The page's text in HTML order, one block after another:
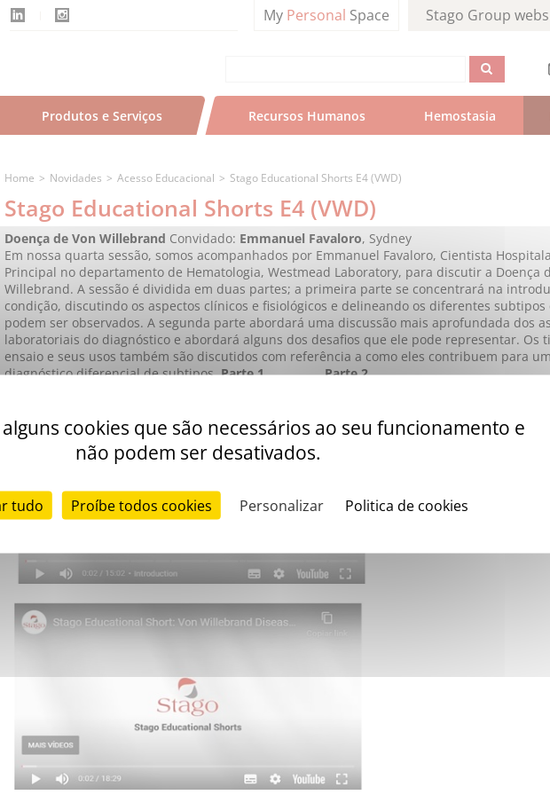
My Personal Space Stago Group
Produtos e Serviços Recursos Humanos Hemostasia
Home Novidades Acesso Educacional Stago Educational Shorts E4 (VWD)
Stago Educational Shorts E4 (VWD)
Doença de Von Willebrand Convidado: Emmanuel Favaloro, Sydney
Em nossa quarta sessão, somos acompanhados por Emmanuel Favaloro, Cientista
Principal no departamento de Hematologia, Westmead Laboratory, para discutir a Doença
Willebrand. A sessão é dividida em duas partes; a primeira parte se concentrará na
condição, discutindo os aspectos clínicos e fisiológicos e delineando os diferentes subtipos
podem ser observados. A segunda parte abordará uma discussão mais aprofundada dos
laboratoriais do diagnóstico e abordará alguns dos desafios que ele pode representar. Os
ensaio e seus usos também são discutidos com referência a como eles contribuem para um
diagnóstico diferencial de subtipos. Parte 1 Parte 2
cookies que são necessários ao seu funcionamento e
não podem ser desativados.
tudo Proíbe todos cookies Personalizar Politica de cookies